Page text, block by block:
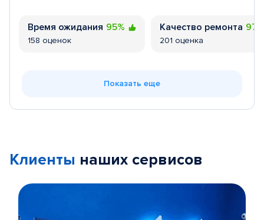
Время ожидания 95%
158 оценок
Качество ремонта
201 оценка
Показать еще
Клиенты наших сервисов